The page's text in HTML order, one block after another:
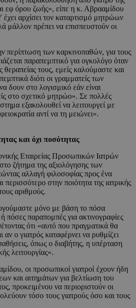
εφ όρου ζωής», είπε η κ. Αβρααμίδου
αρχίσει τον καταρτισμό μητρώων
μάλλον πρέπει να επισπευστούν οι
περίπτωση των καρκινοπαθών, για τους
παραπεμπτικό για ογκολόγο όταν
θεραπείας τους, εμείς καλούμαστε και
διότι οι γραμματείς των
δουν στο λογισμικό εάν είναι
στο σχετικό μητρώο». Σε πολλές
εξακολουθεί να λειτουργεί με
αντί να τη μειώνει».
και όχι ποσότητας
Εταιρείας Προσωπικών Ιατρών
ζήτημα της αξιολόγησης των
αλλαγή φιλοσοφίας προς ένα
στην ποιότητα της ιατρικής
αριθμούς.
μόνο με βάση το πόσα
παραπομπές για ακτινογραφίες
ότι «αυτό που πραγματικά θα
αν ο γιατρός καταφέρνει να ρυθμίζει
όπως ο διαβήτης, η υπέρταση
λειτουργίας».
οι προσωπικοί γιατροί έχουν ήδη
και αιτημάτων για βελτίωση του
προκειμένου να περιοριστούν οι
τόσο τους γιατρούς όσο και τους